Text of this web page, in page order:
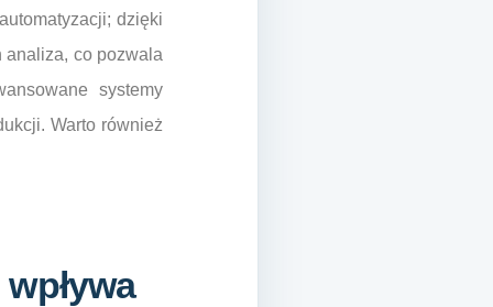
dzięki
analiza, co pozwala
systemy
Warto również